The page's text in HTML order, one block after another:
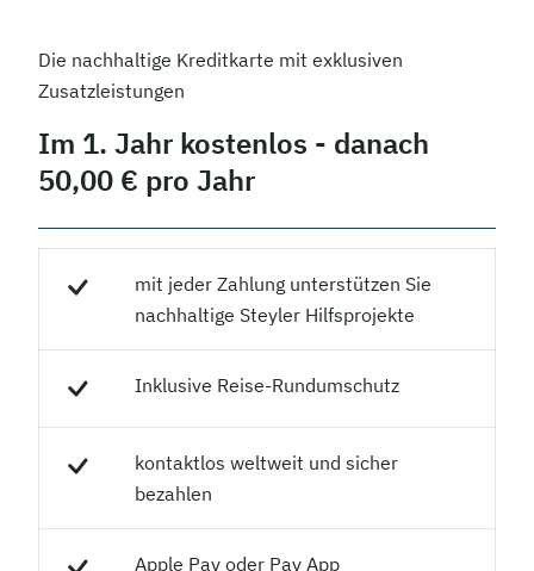
Die nachhaltige Kreditkarte mit exklusiven
Zusatzleistungen
Im 1. Jahr kostenlos - danach
50,00 € pro Jahr
mit jeder Zahlung unterstützen Sie
nachhaltige Steyler Hilfsprojekte
Inklusive Reise-Rundum­schutz
kontaktlos weltweit und sicher
bezahlen
Apple Pay oder Pay App